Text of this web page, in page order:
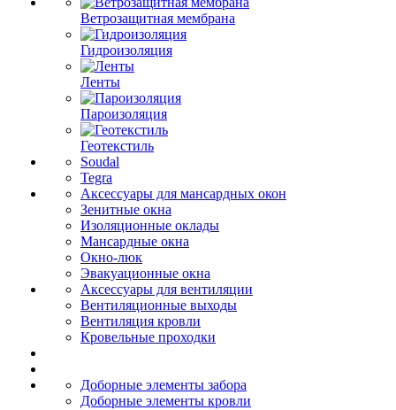
Ветрозащитная мембрана
Гидроизоляция
Ленты
Пароизоляция
Геотекстиль
Soudal
Tegra
Аксессуары для мансардных окон
Зенитные окна
Изоляционные оклады
Мансардные окна
Окно-люк
Эвакуационные окна
Аксессуары для вентиляции
Вентиляционные выходы
Вентиляция кровли
Кровельные проходки
Доборные элементы забора
Доборные элементы кровли